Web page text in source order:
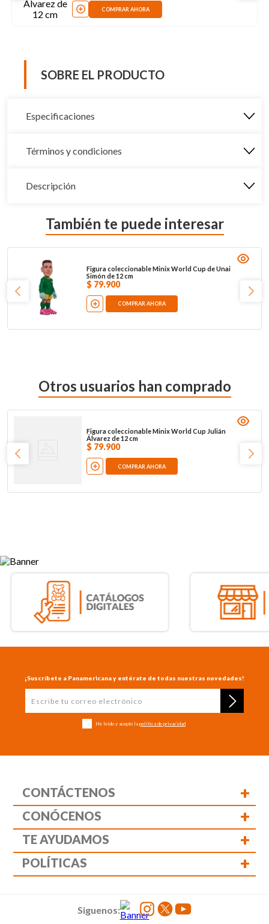
COMPRAR AHORA
SOBRE EL PRODUCTO
Especificaciones
Términos y condiciones
Descripción
También te puede interesar
Figura coleccionable Minix World Cup de Unai
Simón de 12 cm
$ 79.900
COMPRAR AHORA
Otros usuarios han comprado
Figura coleccionable Minix World Cup Julián
Álvarez de 12 cm
$ 79.900
COMPRAR AHORA
¡Suscríbete a Panamericana y entérate de todas nuestras novedades!
He leído y acepto la política de privacidad
CONTÁCTENOS +
CONÓCENOS +
TE AYUDAMOS +
POLÍTICAS +
Siguenos: